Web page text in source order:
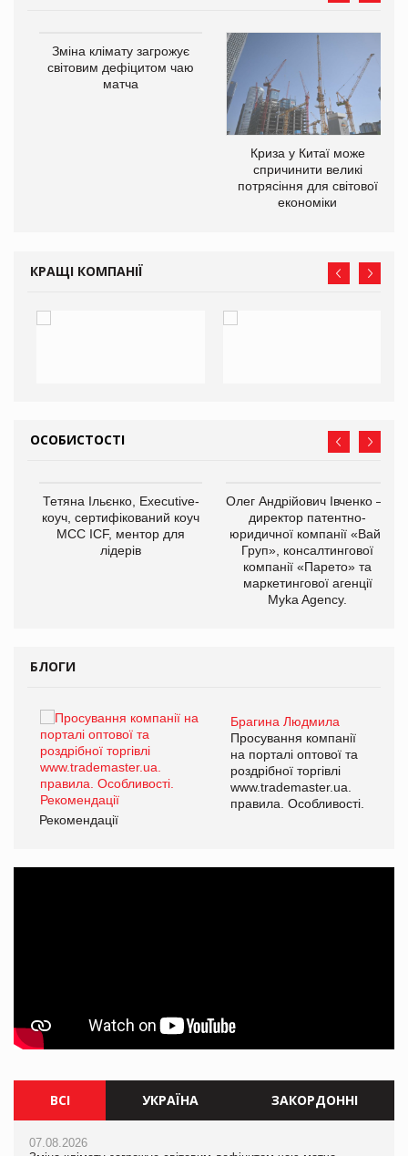
Зміна клімату загрожує
світовим дефіцитом чаю
матча
Криза у Китаї може
спричинити великі
потрясіння для світової
економіки
КРАЩІ КОМПАНІЇ
ОСОБИСТОСТІ
Тетяна Ільєнко, Executive-
коуч, сертифікований коуч
МСС ICF, ментор для
лідерів
Олег Андрійович Івченко —
директор патентно-
юридичної компанії «Вайз
Груп», консалтингової
компанії «Парето» та
маркетингової агенції
Myka Agency.
БЛОГИ
Брагина Людмила
Просування компанії
на порталі оптової та
роздрібної торгівлі
www.trademaster.ua.
правила. Особливості.
Рекомендації
ВСІ УКРАЇНА ЗАКОРДОННІ
07.08.2026
07.08.2026
07.08.2026